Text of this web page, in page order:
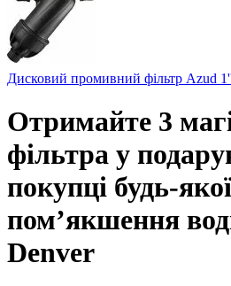
Дисковий промивний фільтр Azud
Отримайте 3
фільтра у
покупці будь-
пом’якшення
Denver